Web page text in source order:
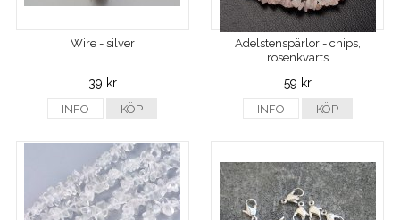
Wire - silver
39 kr
INFO KÖP
Ädelstenspärlor - chips,
rosenkvarts
59 kr
INFO KÖP